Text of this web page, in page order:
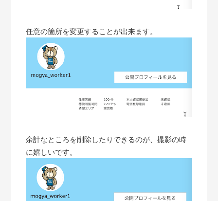
任意の箇所を変更することが出来ます。
余計なところを削除したりできるのが、撮影の時
に嬉しいです。